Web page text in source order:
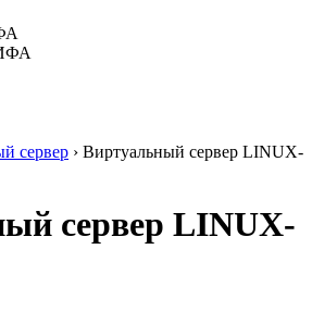
сервер › Виртуальный сервер LINUX-
сервер LINUX-